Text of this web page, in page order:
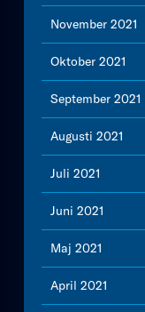
November 2021
Oktober 2021
September 2021
Augusti 2021
Juli 2021
Juni 2021
Maj 2021
April 2021